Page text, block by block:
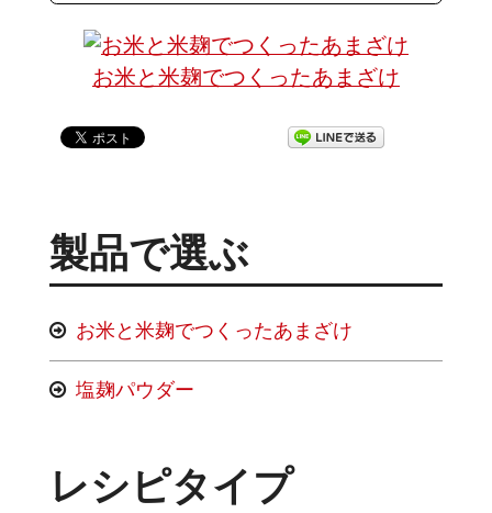
お米と米麹でつくったあまざけ
製品で選ぶ
お米と米麹でつくったあまざけ
塩麹パウダー
レシピタイプ